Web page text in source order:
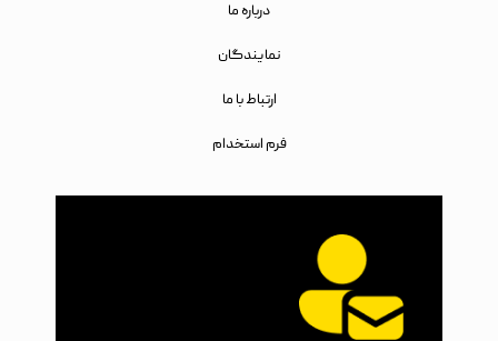
درباره ما
نمایندگان
ارتباط با ما
فرم استخدام